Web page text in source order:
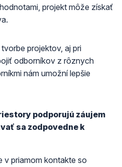
projekt môže získať
projektov, aj pri
odborníkov z rôznych
nám umožní lepšie
podporujú záujem
sa zodpovedne k
v priamom kontakte so